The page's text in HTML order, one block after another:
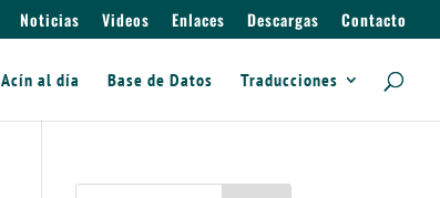
Noticias Videos Enlaces Descargas Contacto
Acín al día Base de Datos Traducciones